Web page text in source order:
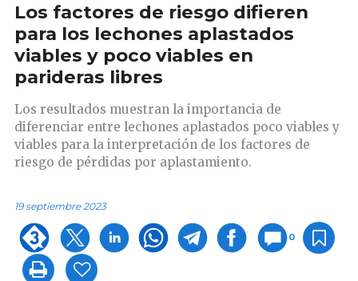
Los factores de riesgo difieren
para los lechones aplastados
viables y poco viables en
parideras libres
Los resultados muestran la importancia de
diferenciar entre lechones aplastados poco viables y
viables para la interpretación de los factores de
riesgo de pérdidas por aplastamiento.
19 septiembre 2023
0